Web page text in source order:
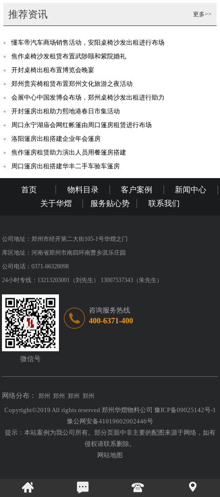
推荐资讯 更多>>
懂车帝汽车商场销售活动，安阳桌椅沙发出租进行布场
焦作桌椅沙发租赁布置武陟颐和紫院婚礼
开封桌椅出租布置博览会晚宴
郑州贵宾椅租赁布置郑州文化旅游之夜活动
会展中心中国发博会布场，郑州桌椅沙发出租进行助力
开封篷房出租助力熙地港春日市集活动
周口永宁湖庙会网红帐篷由周口篷房租赁进行布场
洛阳篷房出租搭建企业年会篷房
焦作篷房租赁助力演出人员用餐篷房搭建
周口篷房出租搭建华丰二手车验车篷房
首页 物料目录 客户案例
新闻中心
关于华熠
服务贴心势 联系我们
公司地址：郑州市经开第二大街105-1号华熠之门
库区地址：河南省郑州市南四环南曹乡淇乐庄园
公司电话：0371-66328098
24小时专线：13213203001（刘先生） 13007537343（朱先生）
微信号
咨询服务热线
400-6371-400
网络分布：郑州 郑州 郑州 郑州
Copyright©2019 All rights reserved 郑州华熠物料公司 豫ICP备09025142号-1
豫公网安备41019602002446号
提示：本站案例为我公司所有。部分页面中非主要的配图来源于网络，如有
侵权请联系删除。
网站地图